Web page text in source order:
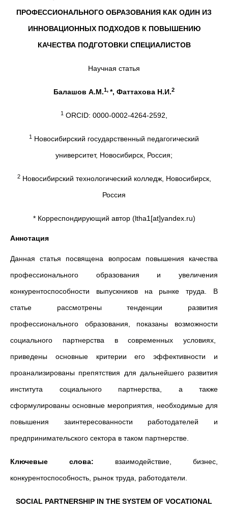
ПРОФЕССИОНАЛЬНОГО ОБРАЗОВАНИЯ КАК ОДИН ИЗ
ИННОВАЦИОННЫХ ПОДХОДОВ К ПОВЫШЕНИЮ
КАЧЕСТВА ПОДГОТОВКИ СПЕЦИАЛИСТОВ
Научная статья
Балашов А.М.1, *, Фаттахова Н.И.2
1 ORCID: 0000-0002-4264-2592,
1 Новосибирский государственный педагогический
университет, Новосибирск, Россия;
2Новосибирский технологический колледж, Новосибирск,
Россия
* Корреспондирующий автор (ltha1[at]yandex.ru)
Аннотация
Данная статья посвящена вопросам повышения качества
профессионального образования и увеличения
конкурентоспособности выпускников на рынке труда. В
статье рассмотрены тенденции развития
профессионального образования, показаны возможности
социального партнерства в современных условиях,
приведены основные критерии его эффективности и
проанализированы препятствия для дальнейшего развития
института социального партнерства, а также
сформулированы основные мероприятия, необходимые для
повышения заинтересованности работодателей и
предпринимательского сектора в таком партнерстве.
Ключевые слова: взаимодействие, бизнес,
конкурентоспособность, рынок труда, работодатели.
SOCIAL PARTNERSHIP IN THE SYSTEM OF VOCATIONAL